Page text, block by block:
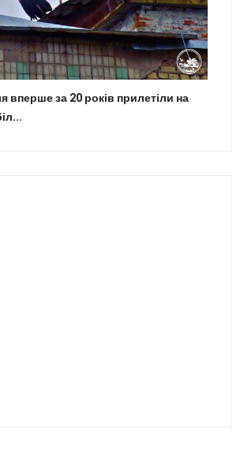
вперше за 20 років прилетіли на